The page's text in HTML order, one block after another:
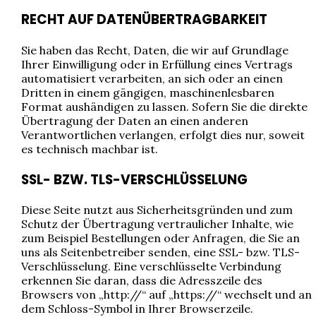
RECHT AUF DATENÜBERTRAGBARKEIT
Sie haben das Recht, Daten, die wir auf Grundlage
Ihrer Einwilligung oder in Erfüllung eines Vertrags
automatisiert verarbeiten, an sich oder an einen
Dritten in einem gängigen, maschinenlesbaren
Format aushändigen zu lassen. Sofern Sie die direkte
Übertragung der Daten an einen anderen
Verantwortlichen verlangen, erfolgt dies nur, soweit
es technisch machbar ist.
SSL- BZW. TLS-VERSCHLÜSSELUNG
Diese Seite nutzt aus Sicherheitsgründen und zum
Schutz der Übertragung vertraulicher Inhalte, wie
zum Beispiel Bestellungen oder Anfragen, die Sie an
uns als Seitenbetreiber senden, eine SSL- bzw. TLS-
Verschlüsselung. Eine verschlüsselte Verbindung
erkennen Sie daran, dass die Adresszeile des
Browsers von „http://“ auf „https://“ wechselt und an
dem Schloss-Symbol in Ihrer Browserzeile.